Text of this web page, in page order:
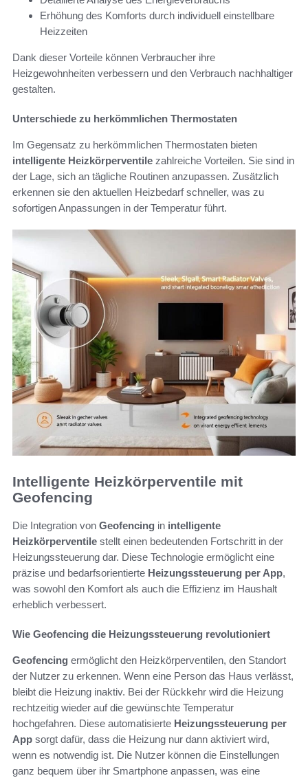
Erhöhung des Komforts durch individuell einstellbare
Heizzeiten
Dank dieser Vorteile können Verbraucher ihre
Heizgewohnheiten verbessern und den Verbrauch nachhaltiger
gestalten.
Unterschiede zu herkömmlichen Thermostaten
Im Gegensatz zu herkömmlichen Thermostaten bieten
intelligente Heizkörperventile zahlreiche Vorteilen. Sie sind in
der Lage, sich an tägliche Routinen anzupassen. Zusätzlich
erkennen sie den aktuellen Heizbedarf schneller, was zu
sofortigen Anpassungen in der Temperatur führt.
Intelligente Heizkörperventile mit
Geofencing
Die Integration von Geofencing in intelligente
Heizkörperventile stellt einen bedeutenden Fortschritt in der
Heizungssteuerung dar. Diese Technologie ermöglicht eine
präzise und bedarfsorientierte Heizungssteuerung per App,
was sowohl den Komfort als auch die Effizienz im Haushalt
erheblich verbessert.
Wie Geofencing die Heizungssteuerung revolutioniert
Geofencing ermöglicht den Heizkörperventilen, den Standort
der Nutzer zu erkennen. Wenn eine Person das Haus verlässt,
bleibt die Heizung inaktiv. Bei der Rückkehr wird die Heizung
rechtzeitig wieder auf die gewünschte Temperatur
hochgefahren. Diese automatisierte Heizungssteuerung per
App sorgt dafür, dass die Heizung nur dann aktiviert wird,
wenn es notwendig ist. Die Nutzer können die Einstellungen
ganz bequem über ihr Smartphone anpassen, was eine